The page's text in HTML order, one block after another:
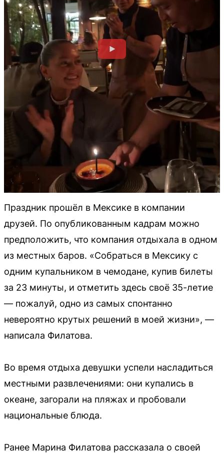
Праздник прошёл в Мексике в компании
друзей. По опубликованным кадрам можно
предположить, что компания отдыхала в одном
из местных баров. «Собраться в Мексику с
одним купальником в чемодане, купив билеты
за 23 минуты, и отметить здесь своё 35-летие
— пожалуй, одно из самых спонтанно
невероятно крутых решений в моей жизни», —
написала Филатова.
Во время отдыха девушки успели насладиться
местными развлечениями: они купались в
океане, загорали на пляжах и пробовали
национальные блюда.
Ранее Марина Филатова рассказала о своей